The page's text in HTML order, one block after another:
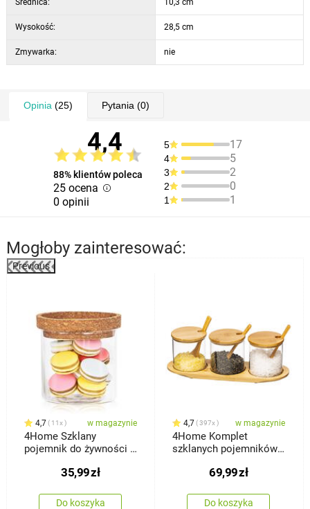
Średnica: 10,3 cm
Wysokość: 28,5 cm
Zmywarka: nie
Opinia (25) Pytania (0)
4,4
88% klientów poleca
25 ocena
0 opinii
5 17
4 5
3 2
2 0
1 1
Mogłoby zainteresować:
Previous
4,7 11x w magazynie
4Home Szklany
pojemnik do żywności z
35,99zł
Do koszyka
4,7 397x w magazynie
4Home Komplet
szklanych pojemników z
Bamboo, 310 ml
69,99zł
Do koszyka